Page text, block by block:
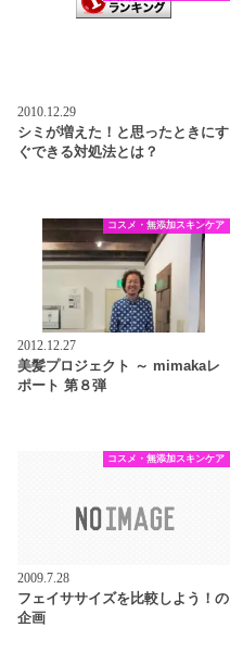
2010.12.29
シミが増えた！と思ったときにす
ぐできる対処法とは？
コスメ・無添加スキンケア
2012.12.27
美髪プロジェクト ～ mimakaレ
ポート 第８弾
コスメ・無添加スキンケア
2009.7.28
フェイササイズを比較しよう！の
企画